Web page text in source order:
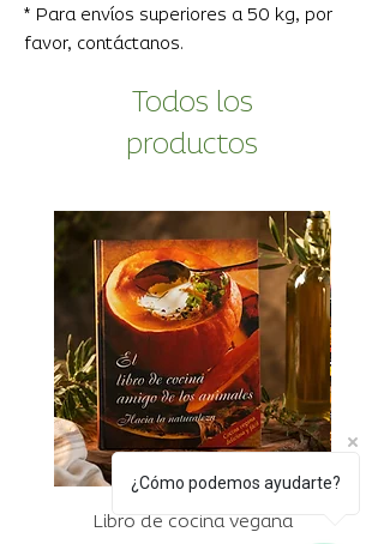
* Para envíos superiores a 50 kg, por
favor, contáctanos.
Todos los
productos
Libro de cocina vegana
¿Cómo podemos ayudarte?